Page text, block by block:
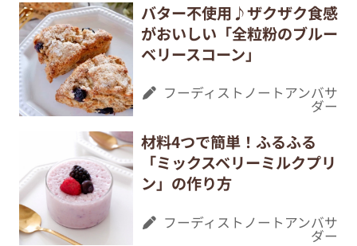
バター不使用♪ザクザク食感
がおいしい「全粒粉のブルー
ベリースコーン」
フーディストノートアンバサ
ダー
材料4つで簡単！ふるふる
「ミックスベリーミルクプリ
ン」の作り方
フーディストノートアンバサ
ダー